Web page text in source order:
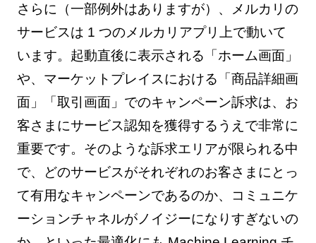
さらに（一部例外はありますが）、メルカリの
サービスは 1 つのメルカリアプリ上で動いて
います。起動直後に表示される「ホーム画面」
や、マーケットプレイスにおける「商品詳細画
面」「取引画面」でのキャンペーン訴求は、お
客さまにサービス認知を獲得するうえで非常に
重要です。そのような訴求エリアが限られる中
で、どのサービスがそれぞれのお客さまにとっ
て有用なキャンペーンであるのか、コミュニケ
ーションチャネルがノイジーになりすぎないの